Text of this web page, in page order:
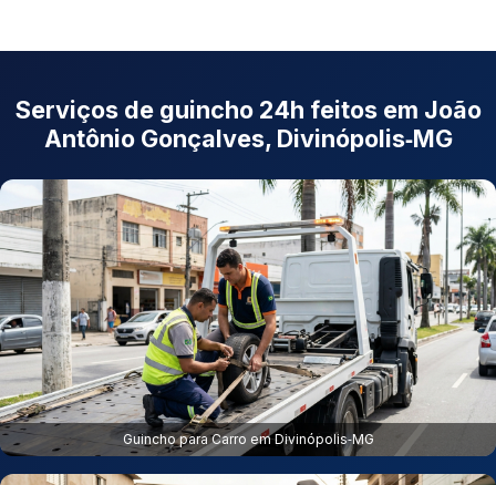
Serviços de guincho 24h feitos em João
Antônio Gonçalves, Divinópolis‑MG
Guincho para Carro em Divinópolis‑MG